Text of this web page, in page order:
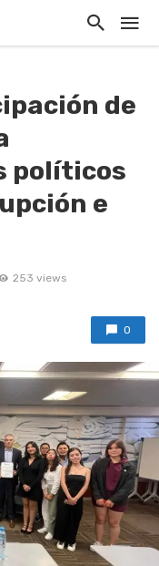
de
políticos
e
253 views
0